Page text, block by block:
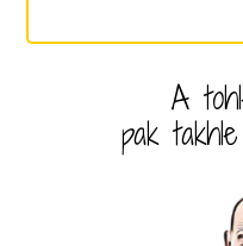
A
pak